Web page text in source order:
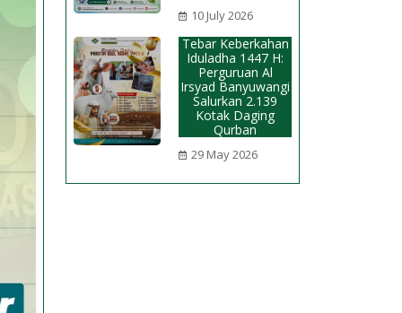
10 July 2026
Tebar Keberkahan
Iduladha 1447 H:
Perguruan Al
Irsyad Banyuwangi
Salurkan 2.139
Kotak Daging
Qurban
29 May 2026